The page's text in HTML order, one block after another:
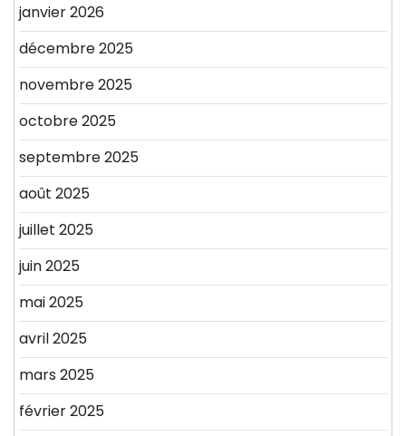
janvier 2026
décembre 2025
novembre 2025
octobre 2025
septembre 2025
août 2025
juillet 2025
juin 2025
mai 2025
avril 2025
mars 2025
février 2025